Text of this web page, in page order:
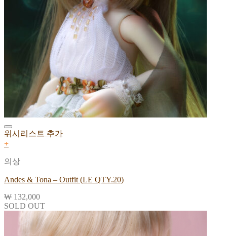
위시리스트 추가
+
의상
Andes & Tona – Outfit (LE QTY.20)
₩ 132,000
SOLD OUT